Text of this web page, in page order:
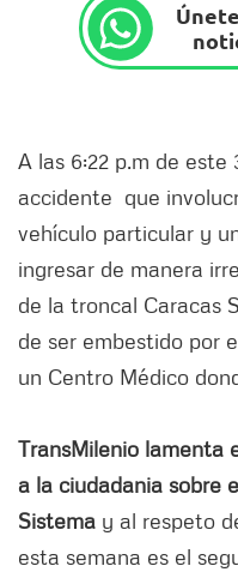
A las 6:22 p.m de
accidente que
vehículo particular y
ingresar de manera
de la troncal Caracas
de ser embestido por
un Centro Médico
TransMilenio lamenta
a la ciudadania sobre
Sistema y al respeto
esta semana es el